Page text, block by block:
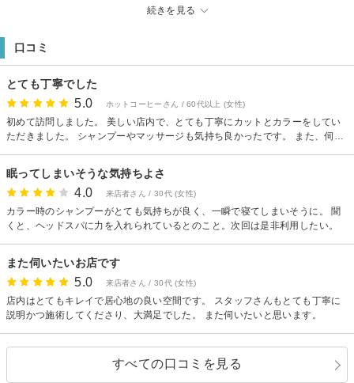
続きを見る
口コミ
とても丁寧でした
5.0 ホットコーヒーさん / 60代以上 (女性)
初めて訪問しました。 美しい店内で、とても丁寧にカットとカラーをしてい
ただきました。 シャンプーやマッサージも気持ち良かったです。 また、伺い
眠ってしまいそうな気持ちよさ
4.0 来店者さん / 30代 (女性)
カラー時のシャンプーがとても気持ちが良く、一瞬で寝てしまいそうに。 聞
くと、ヘッドスパに力を入れられているとのこと。次回は是非利用したい。
また伺いたいお店です
5.0 来店者さん / 30代 (女性)
店内はとてもキレイで居心地の良い空間です。 スタッフさんもとても丁寧に
説明かつ施術してくださり、大満足でした。 また伺いたいと思います。
すべての口コミを見る